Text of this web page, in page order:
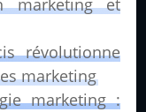
marketing et
révolutionne
marketing
marketing :